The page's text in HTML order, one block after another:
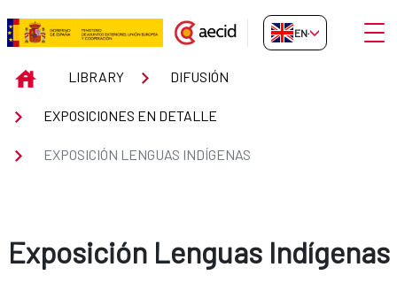
Skip to Main Content
Exposición Lenguas indígenas
EN-GB
INICIOLIBRARY DIFUSIÓN
EXPOSICIONES EN DETALLE
EXPOSICIÓN LENGUAS INDÍGENAS
Exposición Lenguas Indígenas